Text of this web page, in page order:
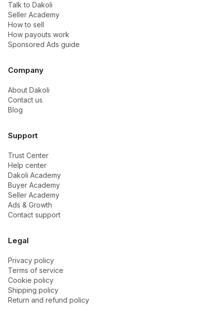
Talk to Dakoli
Seller Academy
How to sell
How payouts work
Sponsored Ads guide
Company
About Dakoli
Contact us
Blog
Support
Trust Center
Help center
Dakoli Academy
Buyer Academy
Seller Academy
Ads & Growth
Contact support
Legal
Privacy policy
Terms of service
Cookie policy
Shipping policy
Return and refund policy